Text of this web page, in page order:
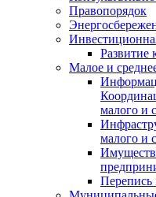
Правопорядок
Развитие
Малое и
малого и
малого и
Перепись